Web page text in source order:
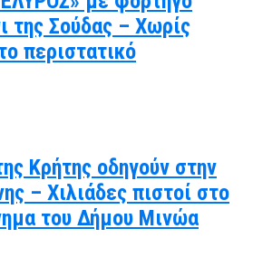
της Σούδας – Χωρίς
περιστατικό
Κρήτης οδηγούν στην
– Χιλιάδες πιστοί στο
του Δήμου Μινώα